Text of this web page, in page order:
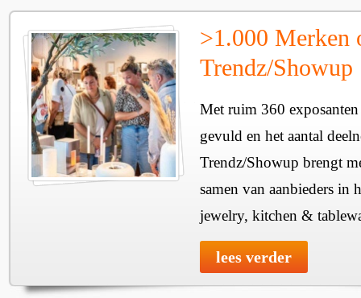
>1.000 Merken
Trendz/Showup
Met ruim 360
gevuld en het aantal
Trendz/Showup brengt
samen van aanbieders in
jewelry, kitchen &
lees verder